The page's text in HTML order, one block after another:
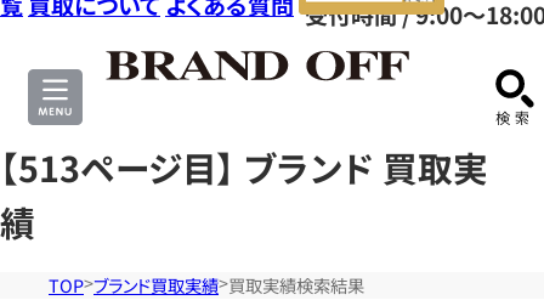
ル
0120604117
受付時間 / 9:00～
サ
【513ページ目】 ブランド 買取実
績
TOP ブランド買取実績 買取実績検索結果